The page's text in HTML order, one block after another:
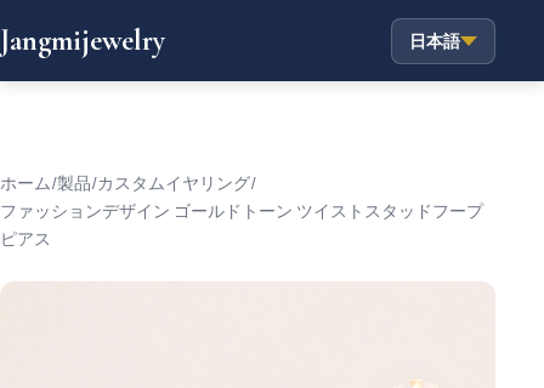
Jangmijewelry 日本語
ホーム/製品/カスタムイヤリング/
ファッションデザイン ゴールドトーン ツイストスタッドフープ
ピアス